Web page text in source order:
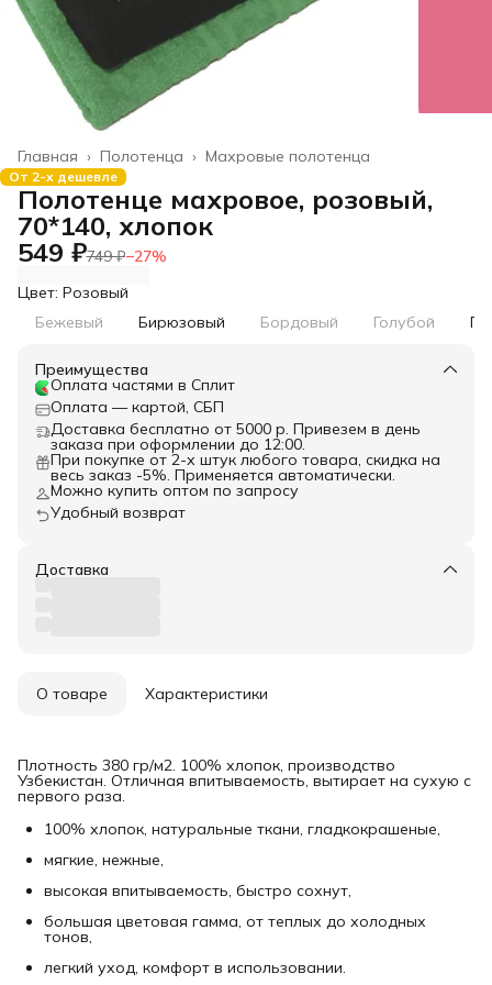
Махровые полотенца
Полотенца ›
Главная ›
От 2-х дешевле
Полотенце махровое, розовый,
70*140, хлопок
549 ₽749 ₽−27%
Цвет: Розовый
Бежевый
Бирюзовый Бордовый Голубой
Преимущества
Оплата частями в Сплит
Оплата — картой, СБП
Доставка бесплатно от 5000 р. Привезем в день
заказа при оформлении до 12:00.
При покупке от 2-х штук любого товара, скидка на
весь заказ -5%. Применяется автоматически.
Можно купить оптом по запросу
Удобный возврат
Доставка
О товаре Характеристики
Плотность 380 гр/м2. 100% хлопок, производство
Узбекистан. Отличная впитываемость, вытирает на сухую с
первого раза.
100% хлопок, натуральные ткани, гладкокрашеные,
мягкие, нежные,
высокая впитываемость, быстро сохнут,
большая цветовая гамма, от теплых до холодных
тонов,
легкий уход, комфорт в использовании.